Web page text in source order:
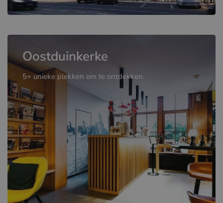
Oostduinkerke
5+ unieke plekken om te ontdekken.